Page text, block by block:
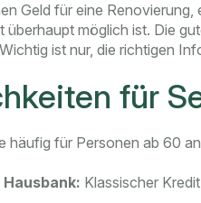
Geld für eine
möglich ist. Die
ist nur, die richtigen
für
häufig für Personen ab 60
Klassischer